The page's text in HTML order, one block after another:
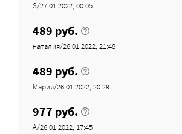
S/27.01.2022, 00:05
489 руб.
наталия/26.01.2022, 21:48
489 руб.
Мария/26.01.2022, 20:29
977 руб.
А/26.01.2022, 17:45